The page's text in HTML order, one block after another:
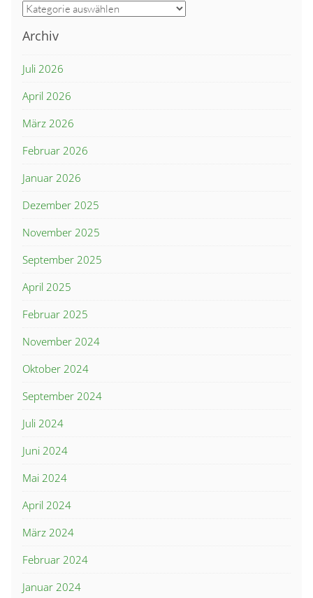
Kategorien
Archiv
Juli 2026
April 2026
März 2026
Februar 2026
Januar 2026
Dezember 2025
November 2025
September 2025
April 2025
Februar 2025
November 2024
Oktober 2024
September 2024
Juli 2024
Juni 2024
Mai 2024
April 2024
März 2024
Februar 2024
Januar 2024